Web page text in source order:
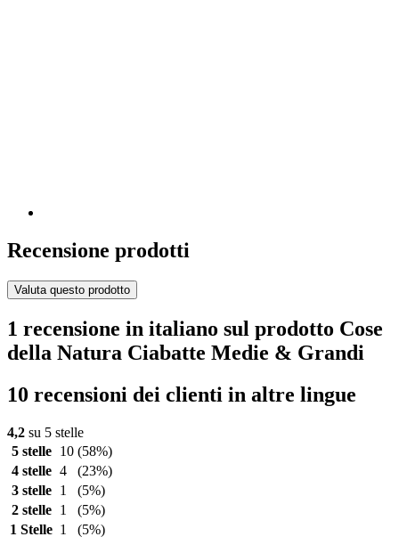
Recensione prodotti
Valuta questo prodotto
1 recensione in italiano sul prodotto Cose
della Natura Ciabatte Medie & Grandi
10 recensioni dei clienti in altre lingue
4,2 su 5 stelle
5 stelle
10 (58%)
4 stelle 4
(23%)
3 stelle
1
(5%)
2 stelle
1
(5%)
1 Stelle 1 (5%)